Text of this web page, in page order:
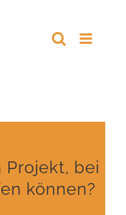
Projekt, bei
können?